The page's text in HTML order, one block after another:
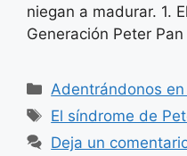
niegan a madurar. 1.
Generación Peter
Categorías
Adentrándonos
Etiquetas
El síndrome de
Deja un